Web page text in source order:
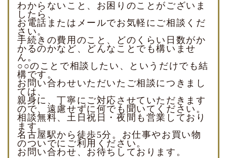
わからないこと、お困りのことがございま
したら、
お電話またはメールでお気軽にご相談くだ
さい。
手続きの費用のこと、どのくらい日数がか
かるのかなど、どんなことでも構いませ
ん。
○○のことで相談したい、というだけでも結
構です。
お問い合わせいただいたご相談につきまし
ては、
親身に、丁寧にご対応させていただきます
ので、遠慮せずに何でも聞いてください。
相談無料、土日祝日・夜間も営業しており
ます。
名古屋駅から徒歩5分。お仕事やお買い物
のついでにご利用ください。
お問い合わせ、お待ちしております。